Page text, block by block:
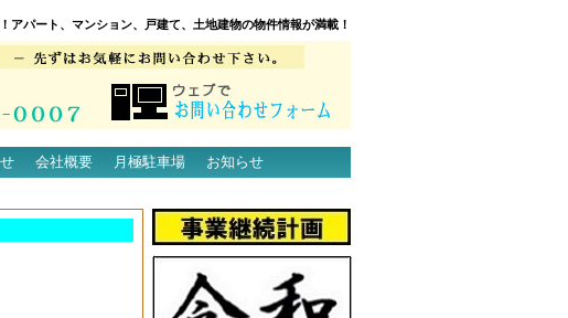
パート、マンション、戸建て、土地建物の物件情報が満載！
会社概要 月極駐車場
お知らせ